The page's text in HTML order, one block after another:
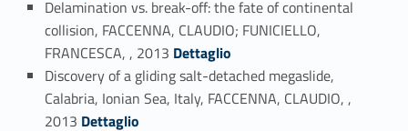
Delamination vs. break-off: the fate of continental
collision, FACCENNA, CLAUDIO; FUNICIELLO,
FRANCESCA, , 2013Link identifier #identifier_person_170264-126
Dettaglio
Discovery of a gliding salt-detached megaslide,
Calabria, Ionian Sea, Italy, FACCENNA, CLAUDIO, ,
2013 Link identifier #identifier_person_50357-127
Dettaglio